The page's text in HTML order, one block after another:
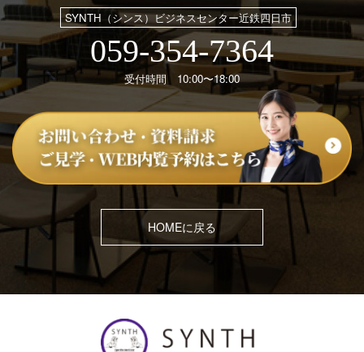
SYNTH（シンス）ビジネスセンター近鉄四日市
059-354-7364
受付時間 10:00〜18:00
HOMEに戻る